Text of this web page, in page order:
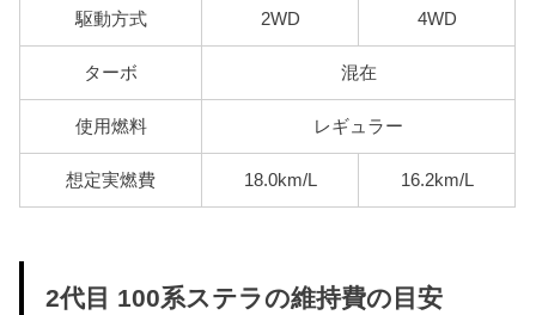
駆動方式 2WD 4WD
ターボ 混在
使用燃料 レギュラー
想定実燃費 18.0km/L 16.2km/L
2代目 100系ステラの維持費の目安